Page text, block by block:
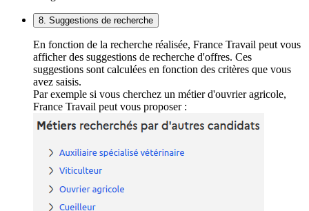
8. Suggestions de recherche
En fonction de la recherche réalisée, France Travail peut vous
afficher des suggestions de recherche d'offres. Ces
suggestions sont calculées en fonction des critères que vous
avez saisis.
Par exemple si vous cherchez un métier d'ouvrier agricole,
France Travail peut vous proposer :